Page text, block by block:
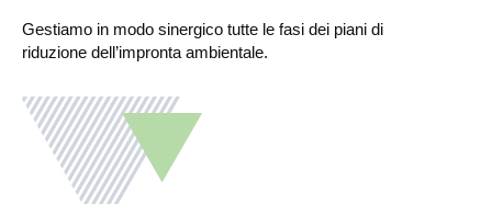
Gestiamo in modo sinergico tutte le fasi dei piani di
riduzione dell’impronta ambientale.